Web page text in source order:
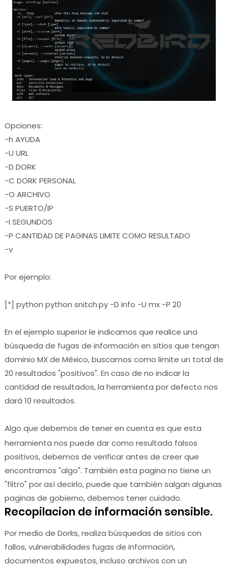
Opciones:
-h AYUDA
-U URL
-D DORK
-C DORK PERSONAL
-O ARCHIVO
-S PUERTO/IP
-I SEGUNDOS
-P CANTIDAD DE PAGINAS LIMITE COMO RESULTADO
-v
Por ejemplo:
[*] python python snitch.py -D info -U mx -P 20
En el ejemplo superior le indicamos que realice una
búsqueda de fugas de información en sitios que tengan
dominio MX de México, buscamos como limite un total de
20 resultados "positivos". En caso de no indicar la
cantidad de resultados, la herramienta por defecto nos
dará 10 resultados.
Algo que debemos de tener en cuenta es que esta
herramienta nos puede dar como resultado falsos
positivos, debemos de verificar antes de creer que
encontramos "algo". También esta pagina no tiene un
"filtro" por así decirlo, puede que también salgan algunas
paginas de gobierno, debemos tener cuidado.
Recopilacion de información sensible.
Por medio de Dorks, realiza búsquedas de sitios con
fallos, vulnerabilidades fugas de información,
documentos expuestos, incluso archivos con un